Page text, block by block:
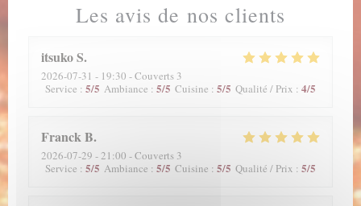
Les avis de nos clients
itsukoS
2026-07-31 - 19:30 - Couverts 3
Service : 5/5 Ambiance : 5/5 Cuisine : 5/5 Qualité / Prix : 4/5
FranckB
2026-07-29 - 21:00 - Couverts 3
Service : 5/5 Ambiance : 5/5 Cuisine : 5/5 Qualité / Prix : 5/5